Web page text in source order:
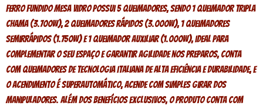
ferro fundido Mesa Vidro possui 5 queimadores, sendo 1 queimador tripla
chama (3.700W), 2 queimadores rápidos (3.000W), 1 queimadores
semirrápidos (1.750W) e 1 queimador auxiliar (1.000W), ideal para
complementar o seu espaço e garantir agilidade nos preparos, conta
com queimadores de tecnologia italiana de alta eficiência e durabilidade, e
o acendimento é superautomático, acende com simples girar dos
manipuladores. Além dos benefícios exclusivos, o produto conta com